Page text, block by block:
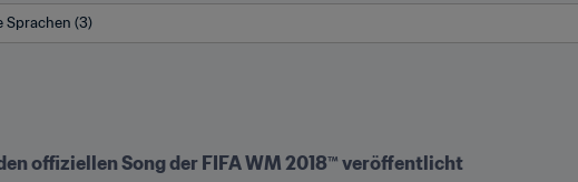
Sprachen (3)
offiziellen Song der FIFA WM 2018™ veröffentlicht